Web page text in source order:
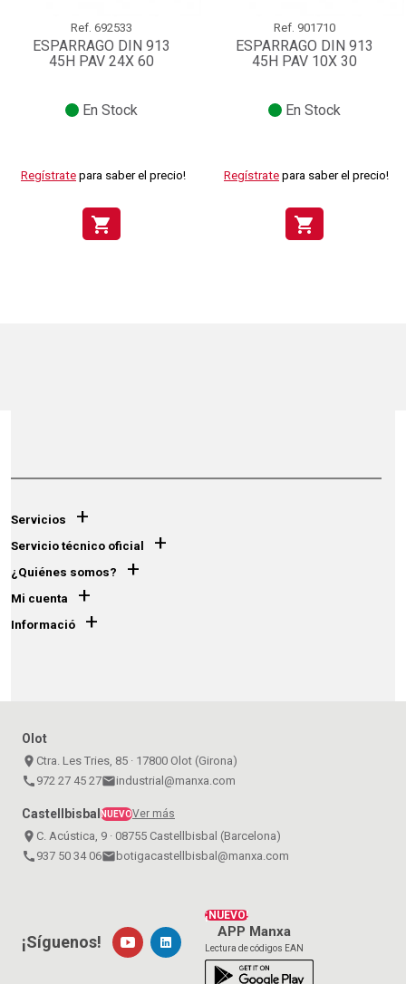
Ref. 692533
ESPARRAGO DIN 913
45H PAV 24X 60
En Stock
Regístrate para saber el precio!
shopping_cart
Ref. 901710
ESPARRAGO DIN 913
45H PAV 10X 30
En Stock
Regístrate para saber el precio!
shopping_cart
Servicios +
Servicio técnico oficial +
¿Quiénes somos? +
Mi cuenta +
Informació +
Olot
place Ctra. Les Tries, 85 · 17800 Olot (Girona)
call 972 27 45 27emailindustrial@manxa.com
CastellbisbalNUEVOVer más
place C. Acústica, 9 · 08755 Castellbisbal (Barcelona)
call 937 50 34 06emailbotigacastellbisbal@manxa.com
¡NUEVO!
APP Manxa
Lectura de códigos EAN
¡Síguenos!